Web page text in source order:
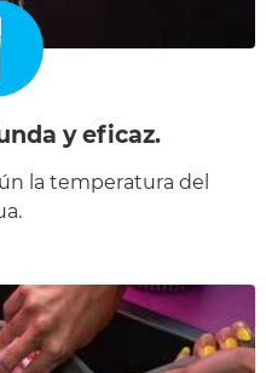
y eficaz.
la temperatura del